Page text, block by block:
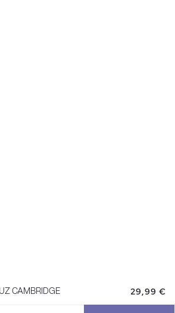
CAMBRIDGE 29,99 €